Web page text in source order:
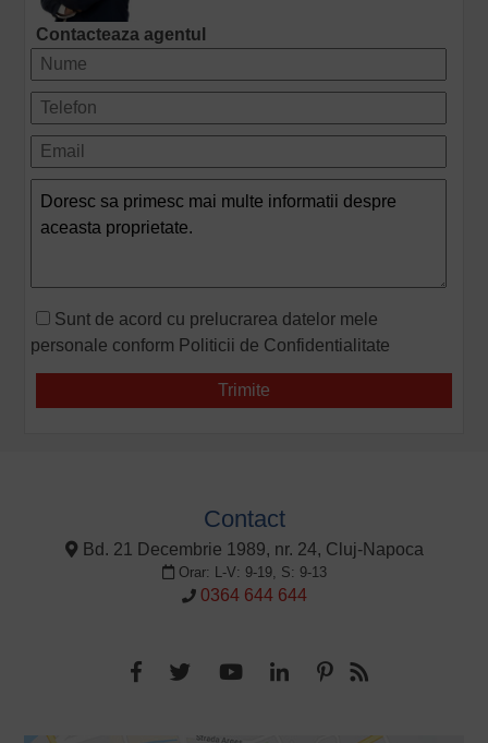
Contacteaza agentul
Sunt de acord cu prelucrarea datelor mele
personale conform Politicii de Confidentialitate
Contact
Bd. 21 Decembrie 1989, nr. 24, Cluj-Napoca
Orar: L-V: 9-19, S: 9-13
0364 644 644